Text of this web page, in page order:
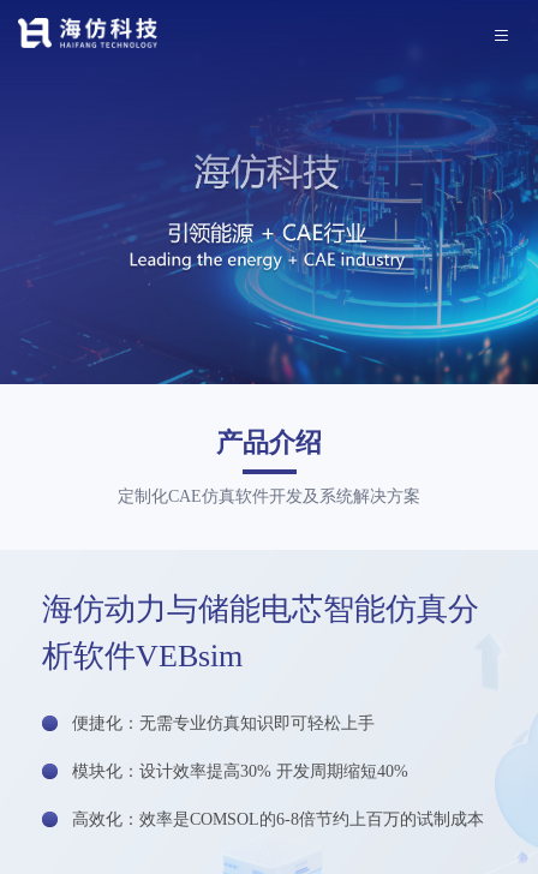
产品介绍
定制化CAE仿真软件开发及系统解决方案
海仿动力与储能电芯智能仿真分
析软件VEBsim
便捷化：无需专业仿真知识即可轻松上手
模块化：设计效率提高30% 开发周期缩短40%
高效化：效率是COMSOL的6-8倍节约上百万的试制成本